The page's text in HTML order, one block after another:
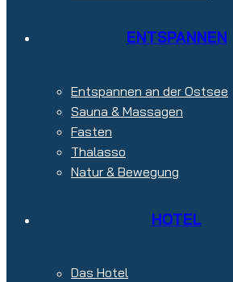
ENTSPANNEN
Entspannen an der Ostsee
Sauna & Massagen
Fasten
Thalasso
Natur & Bewegung
HOTEL
Das Hotel